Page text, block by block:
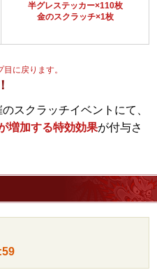
半グレステッカー×110枚
金のスクラッチ×1枚
に戻ります。
スクラッチイベントにて、
増加する特効効果が付与さ